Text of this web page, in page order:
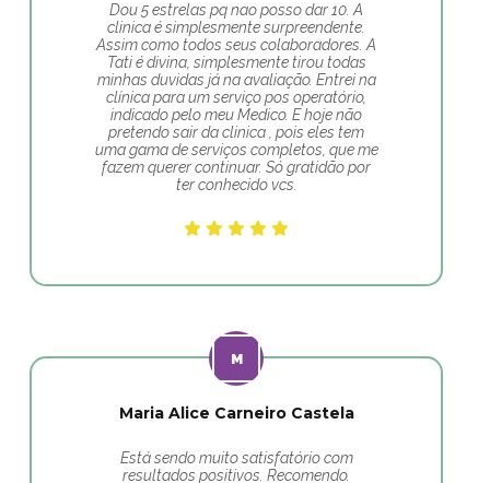
Dou 5 estrelas pq nao posso dar 10. A
clinica é simplesmente surpreendente.
Assim como todos seus colaboradores. A
Tati é divina, simplesmente tirou todas
minhas duvidas já na avaliação. Entrei na
clínica para um serviço pos operatório,
indicado pelo meu Medico. E hoje não
pretendo sair da clinica , pois eles tem
uma gama de serviços completos, que me
fazem querer continuar. Só gratidão por
ter conhecido vcs.
Maria Alice Carneiro Castela
Está sendo muito satisfatório com
resultados positivos. Recomendo.